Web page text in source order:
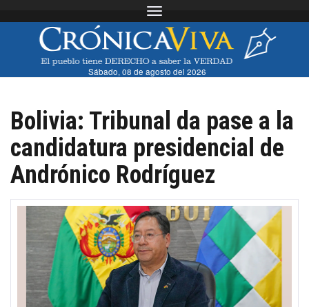
Toggle navigation
Sábado, 08 de agosto del 2026
Bolivia: Tribunal da pase a la
candidatura presidencial de
Andrónico Rodríguez